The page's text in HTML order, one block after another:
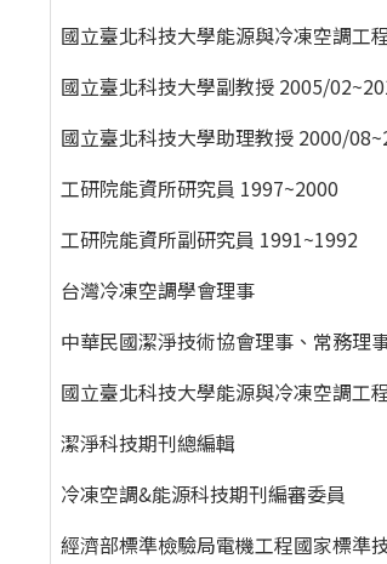
國立臺北科技大學能源與冷凍空調工
國立臺北科技大學副教授 2005/
國立臺北科技大學助理教授 2000/
工研院能資所研究員 1997~2000
工研院能資所副研究員 1991~1992
台灣冷凍空調學會理事
中華民國潔淨技術協會理事、常務理
國立臺北科技大學能源與冷凍空調工
潔淨科技期刊總編輯
冷凍空調&能源科技期刊編審委員
經濟部標準檢驗局電機工程國家標準